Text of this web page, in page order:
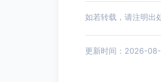
如若转载，请注明
更新时间：2026-